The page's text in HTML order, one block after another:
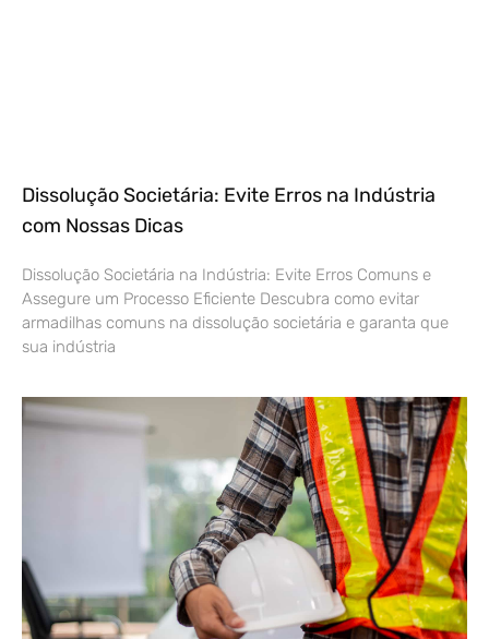
Dissolução Societária: Evite Erros na Indústria
com Nossas Dicas
Dissolução Societária na Indústria: Evite Erros Comuns e
Assegure um Processo Eficiente Descubra como evitar
armadilhas comuns na dissolução societária e garanta que
sua indústria